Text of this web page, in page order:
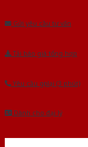
Gửi yêu cầu tư vấn
Tải báo giá tổng hợp
Yêu cầu gọi lại (3 phút)
Dành cho đại lý